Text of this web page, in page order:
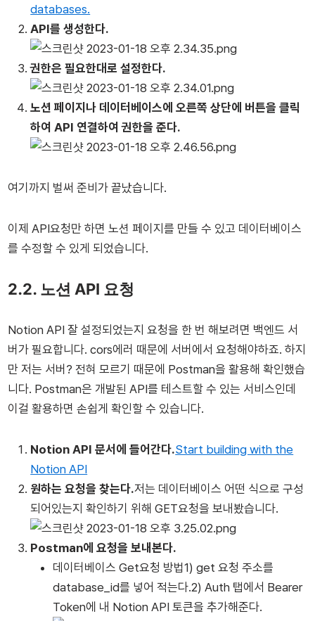
databases.
API를 생성한다.
권한은 필요한대로 설정한다.
노션 페이지나 데이터베이스에 오른쪽 상단에 버튼을 클릭
하여 API 연결하여 권한을 준다.
여기까지 벌써 준비가 끝났습니다.
이제 API요청만 하면 노션 페이지를 만들 수 있고 데이터베이스
를 수정할 수 있게 되었습니다.
2.2. 노션 API 요청
Notion API 잘 설정되었는지 요청을 한 번 해보려면 백엔드 서
버가 필요합니다. cors에러 때문에 서버에서 요청해야하죠. 하지
만 저는 서버? 전혀 모르기 때문에 Postman을 활용해 확인했습
니다. Postman은 개발된 API를 테스트할 수 있는 서비스인데
이걸 활용하면 손쉽게 확인할 수 있습니다.
Notion API 문서에 들어간다.Start building with the
Notion API
원하는 요청을 찾는다.저는 데이터베이스 어떤 식으로 구성
되어있는지 확인하기 위해 GET요청을 보내봤습니다.
Postman에 요청을 보내본다.
데이터베이스 Get요청 방법1) get 요청 주소를
database_id를 넣어 적는다.2) Auth 탭에서 Bearer
Token에 내 Notion API 토큰을 추가해준다.